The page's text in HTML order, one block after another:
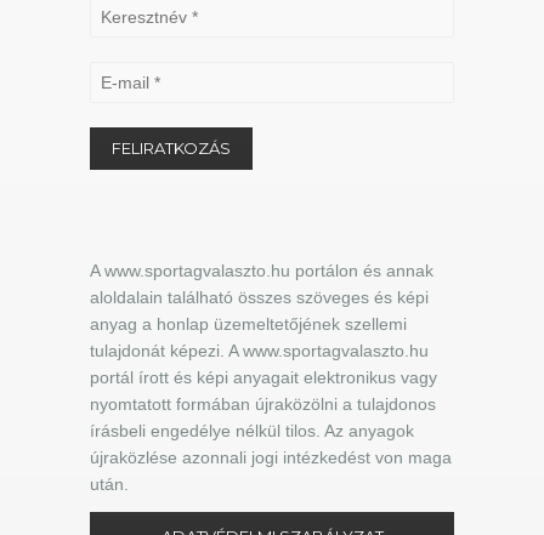
A www.sportagvalaszto.hu portálon és annak
aloldalain található összes szöveges és képi
anyag a honlap üzemeltetőjének szellemi
tulajdonát képezi. A www.sportagvalaszto.hu
portál írott és képi anyagait elektronikus vagy
nyomtatott formában újraközölni a tulajdonos
írásbeli engedélye nélkül tilos. Az anyagok
újraközlése azonnali jogi intézkedést von maga
után.